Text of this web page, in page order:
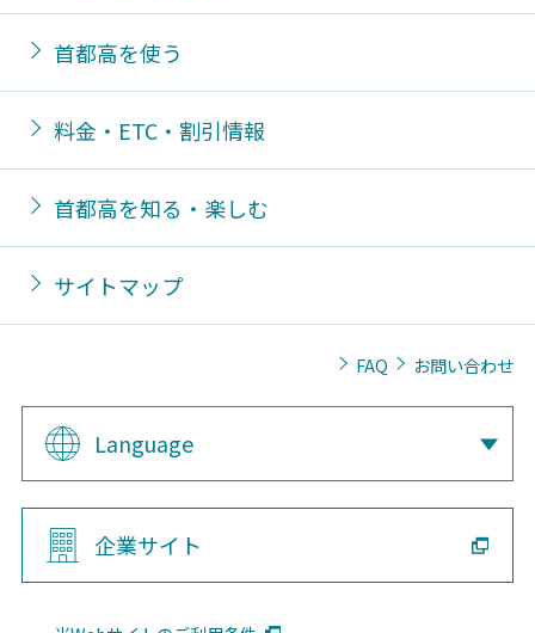
首都高を使う
料金・ETC・割引情報
首都高を知る・楽しむ
サイトマップ
FAQ お問い合わせ
Language
企業サイト